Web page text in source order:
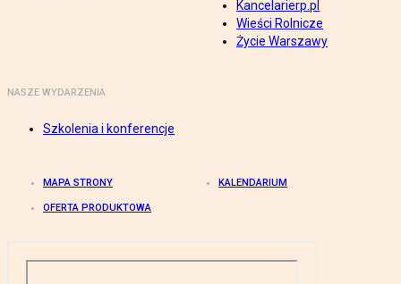
Kancelarierp.pl
Wieści Rolnicze
Życie Warszawy
NASZE WYDARZENIA
Szkolenia i konferencje
MAPA STRONY KALENDARIUM
OFERTA PRODUKTOWA